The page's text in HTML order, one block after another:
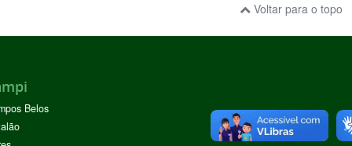
Voltar para o topo
Belos